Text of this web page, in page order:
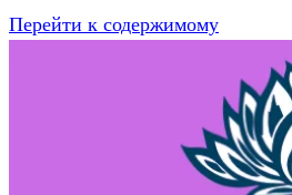
Перейти к содержимому